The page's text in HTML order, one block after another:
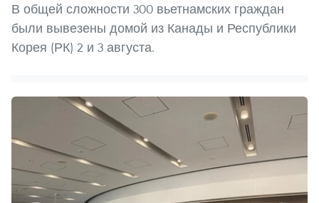
В общей сложности 300 вьетнамских граждан
были вывезены домой из Канады и Республики
Корея (РК) 2 и 3 августа.